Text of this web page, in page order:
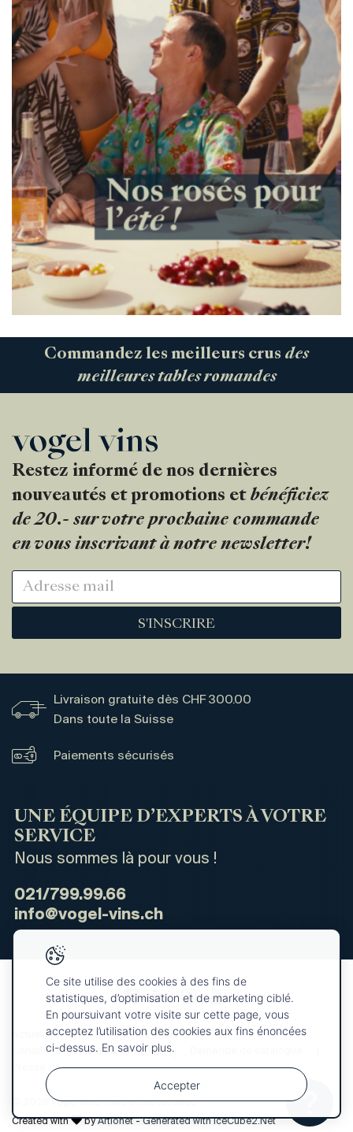
Commandez les meilleurs crus des
meilleures tables romandes
Restez informé de nos dernières
nouveautés et promotions et bénéficiez
de 20.- sur votre prochaine commande
en vous inscrivant à notre newsletter!
S'INSCRIRE
Livraison gratuite dès CHF 300.00
Dans toute la Suisse
Paiements sécurisés
UNE ÉQUIPE D’EXPERTS À VOTRE
SERVICE
Nous sommes là pour vous !
021/799.99.66
info@vogel-vins.ch
Actualités
Qui sommes-nous ?
Conditions générales de vente
© 2026 Vogel Vins. Tous droits réservés
Created with
byArtionet-Generated with IceCube2.Net
Votre
sélection
Ce site utilise des cookies à des fins de
statistiques, d’optimisation et de marketing ciblé.
En poursuivant votre visite sur cette page, vous
acceptez l’utilisation des cookies aux fins énoncées
ci-dessus. En savoir plus.
Accepter